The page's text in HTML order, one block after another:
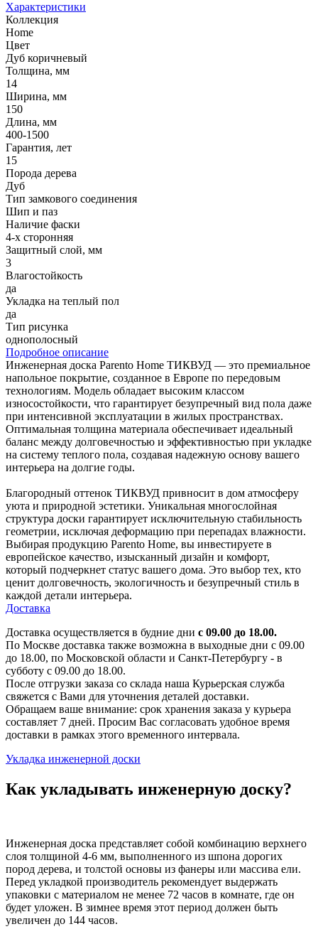
Характеристики
Коллекция
Home
Цвет
Дуб коричневый
Толщина, мм
14
Ширина, мм
150
Длина, мм
400-1500
Гарантия, лет
15
Порода дерева
Дуб
Тип замкового соединения
Шип и паз
Наличие фаски
4-х сторонняя
Защитный слой, мм
3
Влагостойкость
да
Укладка на теплый пол
да
Тип рисунка
однополосный
Подробное описание
Инженерная доска Parento Home ТИКВУД — это премиальное
напольное покрытие, созданное в Европе по передовым
технологиям. Модель обладает высоким классом
износостойкости, что гарантирует безупречный вид пола даже
при интенсивной эксплуатации в жилых пространствах.
Оптимальная толщина материала обеспечивает идеальный
баланс между долговечностью и эффективностью при укладке
на систему теплого пола, создавая надежную основу вашего
интерьера на долгие годы.
Благородный оттенок ТИКВУД привносит в дом атмосферу
уюта и природной эстетики. Уникальная многослойная
структура доски гарантирует исключительную стабильность
геометрии, исключая деформацию при перепадах влажности.
Выбирая продукцию Parento Home, вы инвестируете в
европейское качество, изысканный дизайн и комфорт,
который подчеркнет статус вашего дома. Это выбор тех, кто
ценит долговечность, экологичность и безупречный стиль в
каждой детали интерьера.
Доставка
Доставка осуществляется в будние дни с 09.00 до 18.00.
По Москве доставка также возможна в выходные дни с 09.00
до 18.00, по Московской области и Санкт-Петербургу - в
субботу с 09.00 до 18.00.
После отгрузки заказа со склада наша Курьерская служба
свяжется с Вами для уточнения деталей доставки.
Обращаем ваше внимание: срок хранения заказа у курьера
составляет 7 дней. Просим Вас согласовать удобное время
доставки в рамках этого временного интервала.
Укладка инженерной доски
Как укладывать инженерную доску?
Инженерная доска представляет собой комбинацию верхнего
слоя толщиной 4-6 мм, выполненного из шпона дорогих
пород дерева, и толстой основы из фанеры или массива ели.
Перед укладкой производитель рекомендует выдержать
упаковки с материалом не менее 72 часов в комнате, где он
будет уложен. В зимнее время этот период должен быть
увеличен до 144 часов.